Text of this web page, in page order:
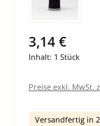
3,14 €
Inhalt: 1 Stück
Preise exkl. MwSt.
Versandfertig in